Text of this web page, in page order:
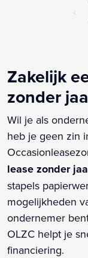
‹
Zakelijk
zonder
Wil je als
heb je geen zin
lease zonder
stapels
mogelijkheden
ondernemer
OLZC helpt je
financiering.